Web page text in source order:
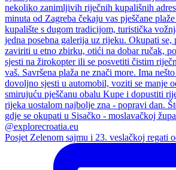
Posjet Zelenom sajmu i 23. veslačkoj regati